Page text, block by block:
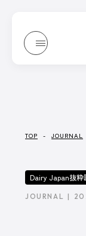
TOP - JOURNAL
Dairy Japan抜粋
JOURNAL